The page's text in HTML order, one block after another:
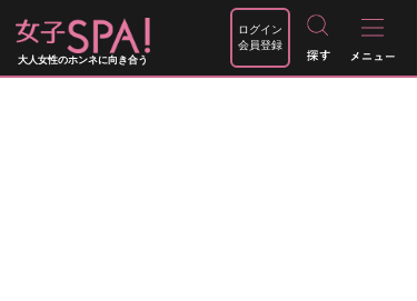
大人女性のホンネに向き合う
ログイン
会員登録